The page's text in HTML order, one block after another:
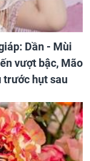
Dần - Mùi
vượt bậc, Mão
trước hụt sau